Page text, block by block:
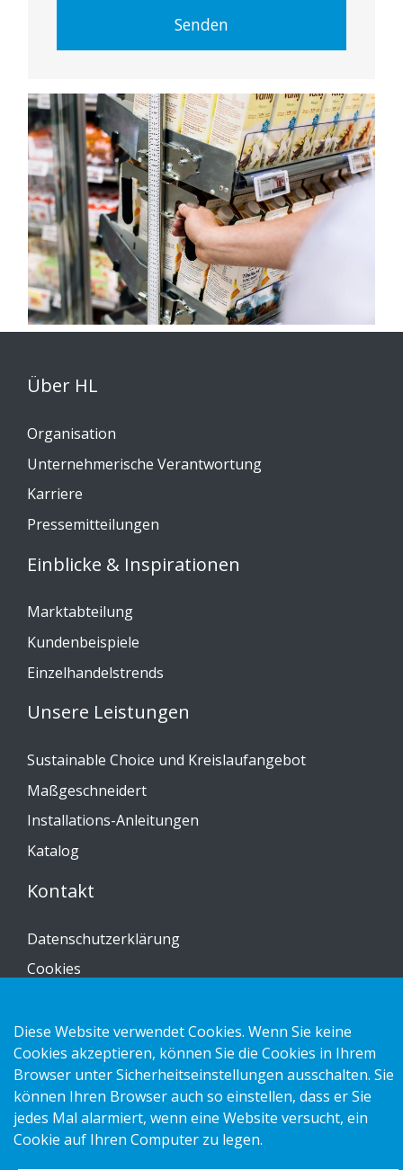
Senden
Über HL
Organisation
Unternehmerische Verantwortung
Karriere
Pressemitteilungen
Einblicke & Inspirationen
Marktabteilung
Kundenbeispiele
Einzelhandelstrends
Unsere Leistungen
Sustainable Choice und Kreislaufangebot
Maßgeschneidert
Installations-Anleitungen
Katalog
Kontakt
Datenschutzerklärung
Cookies
Copyright 2026 HL Display AB. All rights reserved.
Diese Website verwendet Cookies. Wenn Sie keine
Cookies akzeptieren, können Sie die Cookies in Ihrem
Browser unter Sicherheitseinstellungen ausschalten. Sie
können Ihren Browser auch so einstellen, dass er Sie
jedes Mal alarmiert, wenn eine Website versucht, ein
Cookie auf Ihren Computer zu legen.